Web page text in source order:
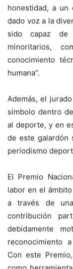
honestidad, a un
dado voz a la
sido capaz de
minoritarios,
conocimiento
humana”.
Además, el
símbolo dentro
al deporte, y en
de este galardón
periodismo
El Premio
labor en el
a través de
contribución
debidamente
reconocimiento
Con este